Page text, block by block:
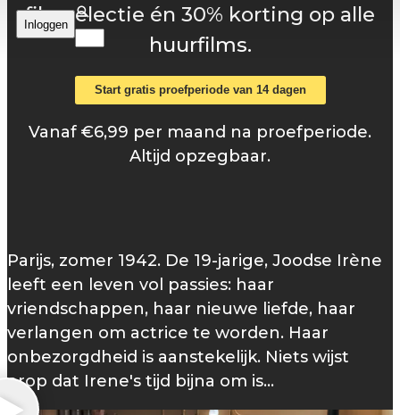
Inloggen
filmselectie én 30% korting op alle
huurfilms.
Start gratis proefperiode van 14 dagen
Vanaf €6,99 per maand na proefperiode.
Altijd opzegbaar.
Parijs, zomer 1942. De 19-jarige, Joodse Irène
leeft een leven vol passies: haar
vriendschappen, haar nieuwe liefde, haar
verlangen om actrice te worden. Haar
onbezorgdheid is aanstekelijk. Niets wijst
erop dat Irene's tijd bijna om is…